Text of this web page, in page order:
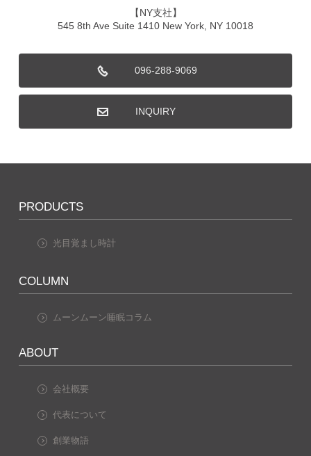
【NY支社】
545 8th Ave Suite 1410 New York, NY 10018
096-288-9069
INQUIRY
PRODUCTS
光目覚まし時計
COLUMN
ムーンムーン睡眠コラム
ABOUT
会社概要
代表について
創業物語